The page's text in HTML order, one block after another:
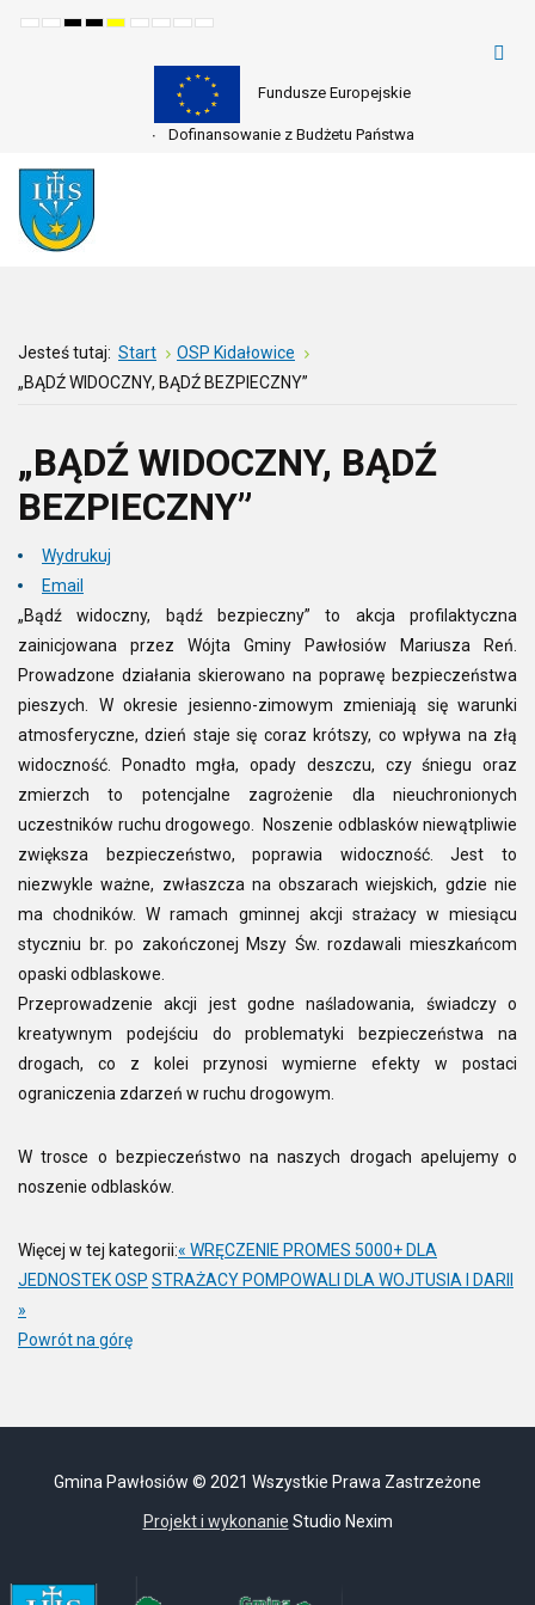
Default
NightHighHighHighSetSetMake
readable
Set
Fundusze Europejskie
Dofinansowanie z Budżetu Państwa
Jesteś tutaj: Start
OSP Kidałowice
„BĄDŹ WIDOCZNY, BĄDŹ BEZPIECZNY”
„BĄDŹ WIDOCZNY, BĄDŹ
BEZPIECZNY”
Wydrukuj
Email
„Bądź widoczny, bądź bezpieczny” to akcja profilaktyczna
zainicjowana przez Wójta Gminy Pawłosiów Mariusza Reń.
Prowadzone działania skierowano na poprawę bezpieczeństwa
pieszych. W okresie jesienno-zimowym zmieniają się warunki
atmosferyczne, dzień staje się coraz krótszy, co wpływa na złą
widoczność. Ponadto mgła, opady deszczu, czy śniegu oraz
zmierzch to potencjalne zagrożenie dla nieuchronionych
uczestników ruchu drogowego. Noszenie odblasków niewątpliwie
zwiększa bezpieczeństwo, poprawia widoczność. Jest to
niezwykle ważne, zwłaszcza na obszarach wiejskich, gdzie nie
ma chodników. W ramach gminnej akcji strażacy w miesiącu
styczniu br. po zakończonej Mszy Św. rozdawali mieszkańcom
opaski odblaskowe.
Przeprowadzenie akcji jest godne naśladowania, świadczy o
kreatywnym podejściu do problematyki bezpieczeństwa na
drogach, co z kolei przynosi wymierne efekty w postaci
ograniczenia zdarzeń w ruchu drogowym.
W trosce o bezpieczeństwo na naszych drogach apelujemy o
noszenie odblasków.
Więcej w tej kategorii:« WRĘCZENIE PROMES 5000+ DLA
JEDNOSTEK OSP STRAŻACY POMPOWALI DLA WOJTUSIA I DARII
»
Powrót na górę
Gmina Pawłosiów © 2021 Wszystkie Prawa Zastrzeżone
Projekt i wykonanie Studio Nexim